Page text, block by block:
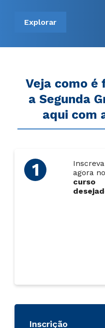
Explorar
Veja como é
a Segunda
aqui com
agora no
curso
Inscrição